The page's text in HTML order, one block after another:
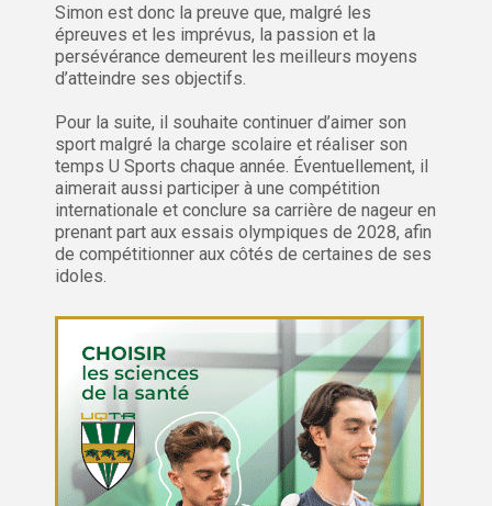
Simon est donc la preuve que, malgré les
épreuves et les imprévus, la passion et la
persévérance demeurent les meilleurs moyens
d’atteindre ses objectifs.
Pour la suite, il souhaite continuer d’aimer son
sport malgré la charge scolaire et réaliser son
temps U Sports chaque année. Éventuellement, il
aimerait aussi participer à une compétition
internationale et conclure sa carrière de nageur en
prenant part aux essais olympiques de 2028, afin
de compétitionner aux côtés de certaines de ses
idoles.